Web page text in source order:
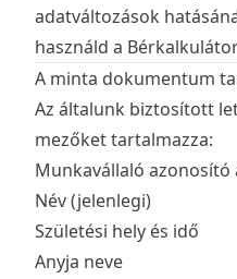
adatváltozások
használd a
A minta dokumentum
Az általunk biztosított
mezőket tartalmazza:
Munkavállaló azonosító
Név (jelenlegi)
Születési hely és idő
Anyja neve